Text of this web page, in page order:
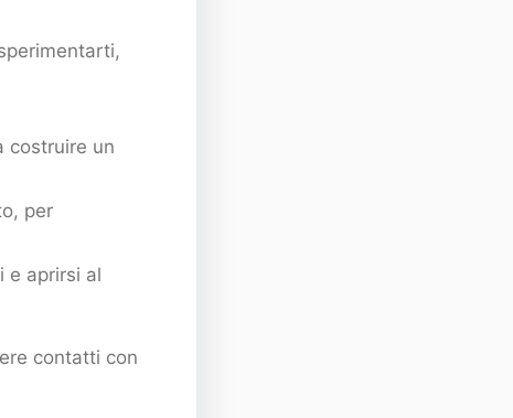
costruire un
per
e aprirsi al
contatti con